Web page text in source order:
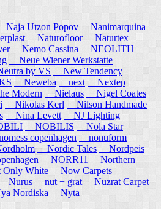
Naja Utzon Popov
Nanimarquina
Naturofloor
Naturtex
Nemo Cassina
NEOLITH
Neue Wiener Werkstatte
by VS
New Tendency
Neweba next
Nextep
Modern Nielaus
Nigel Coates
Nikolas Kerl
Nilson Handmade
Nina Levett
NJ Lighting
NOBILIS
Nola Star
copenhagen
nonuform
Nordic Tales
Nordpeis
NORR11
Northern
White
Now Carpets
Nurus nut + grat
Nuzrat Carpet
Nordiska Nyta